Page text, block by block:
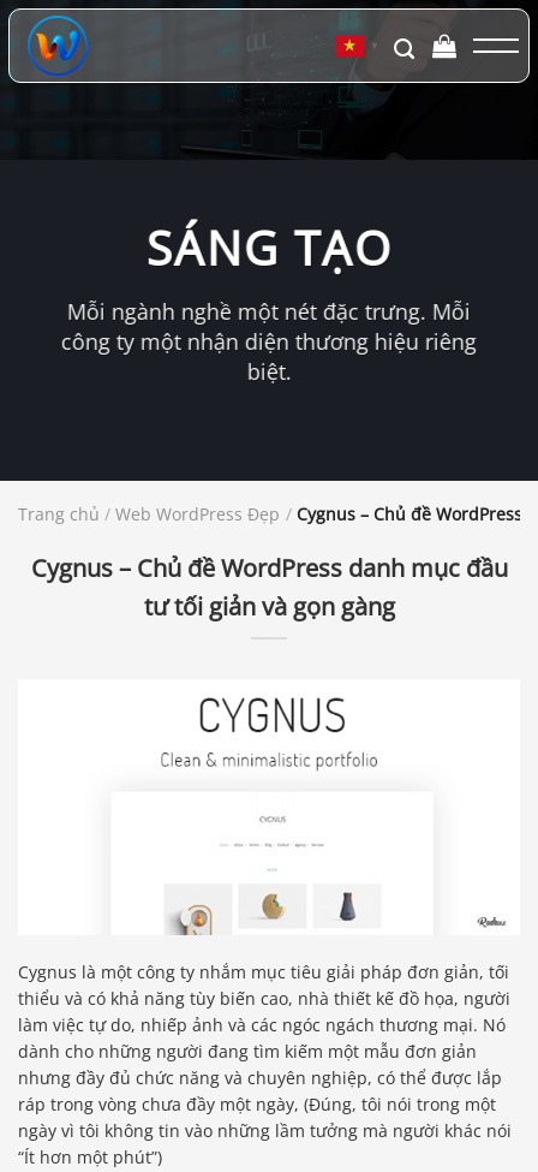
Chuyển
đến
dung
▼
SÁNG TẠO
Mỗi ngành nghề một nét đặc trưng. Mỗi
công ty một nhận diện thương hiệu riêng
biệt.
Trang chủ / Web WordPress Đẹp / Cygnus – Chủ đề WordPress
Cygnus – Chủ đề WordPress danh mục đầu
tư tối giản và gọn gàng
Cygnus là một công ty nhắm mục tiêu giải pháp đơn giản, tối
thiểu và có khả năng tùy biến cao, nhà thiết kế đồ họa, người
làm việc tự do, nhiếp ảnh và các ngóc ngách thương mại. Nó
dành cho những người đang tìm kiếm một mẫu đơn giản
nhưng đầy đủ chức năng và chuyên nghiệp, có thể được lắp
ráp trong vòng chưa đầy một ngày, (Đúng, tôi nói trong một
ngày vì tôi không tin vào những lầm tưởng mà người khác nói
“Ít hơn một phút”)